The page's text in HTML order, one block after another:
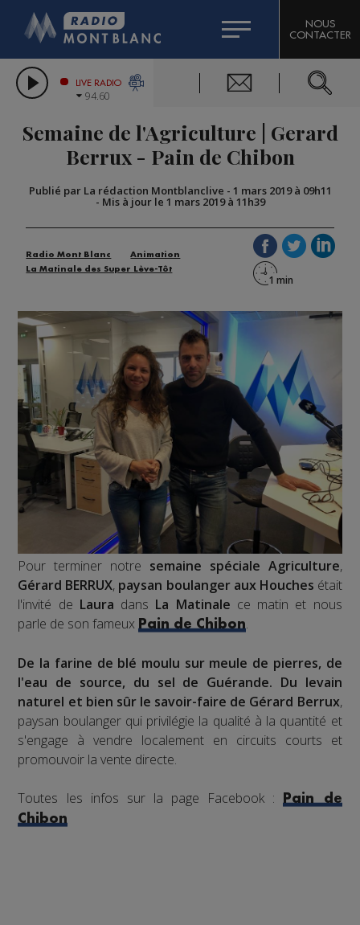
LES CHRONIQUES DE L'EXPERT
CITIZEN MACHINERY
GRAND MASSIF DOMAINES SKIABLES
BIGARD
COMPAGNIE DU MONT-BLANC
NOUS
CONTACTER
LIVE RADIO
94.60
Semaine de l'Agriculture | Gerard
Berrux - Pain de Chibon
Publié par La rédaction Montblanclive - 1 mars 2019 à 09h11
- Mis à jour le 1 mars 2019 à 11h39
Radio Mont Blanc
Animation
La Matinale des Super Lève-Tôt
Pour terminer notre semaine spéciale Agriculture,
Gérard BERRUX, paysan boulanger aux Houches était
l'invité de Laura dans La Matinale ce matin et nous
parle de son fameux Pain de Chibon.
De la farine de blé moulu sur meule de pierres, de
l'eau de source, du sel de Guérande. Du levain
naturel et bien sûr le savoir-faire de Gérard Berrux,
paysan boulanger qui privilégie la qualité à la quantité et
s'engage à vendre localement en circuits courts et
promouvoir la vente directe.
Toutes les infos sur la page Facebook : Pain de
Chibon